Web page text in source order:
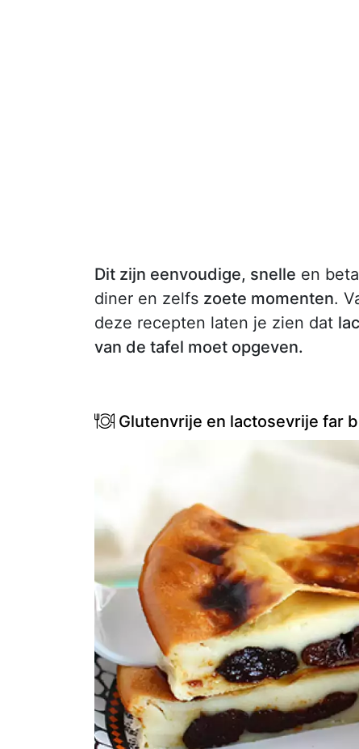
Dit zijn eenvoudige, snelle en
diner en zelfs zoete momenten.
deze recepten laten je zien dat
van de tafel moet opgeven.
Glutenvrije en lactosevrije far